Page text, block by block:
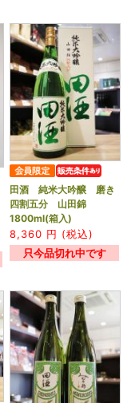
田酒 純米大吟醸 磨き
四割五分 山田錦
1800ml(箱入)
8,360 円 (税込)
只今品切れ中です